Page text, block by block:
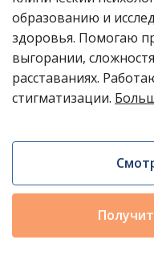
образованию и
здоровья. Помогаю
выгорании,
расставаниях.
стигматизации.